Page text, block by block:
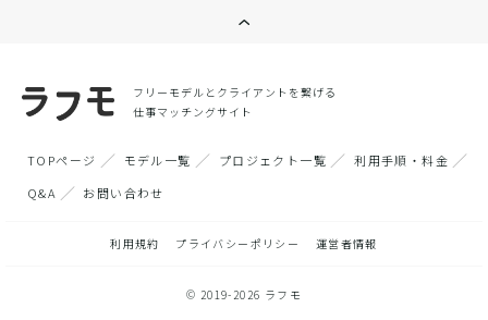
フリーモデルとクライアントを繋げる
仕事マッチングサイト
TOPページ モデル一覧 プロジェクト一覧
利用手順・料金
Q&A
お問い合わせ
利用規約 プライバシーポリシー 運営者情報
© 2019-2026 ラフモ